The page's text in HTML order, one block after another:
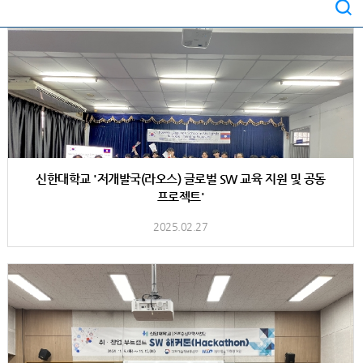
신한대학교 '저개발국(라오스) 글로벌 SW 교육 지원 및 공동
프로젝트'
2025.02.27